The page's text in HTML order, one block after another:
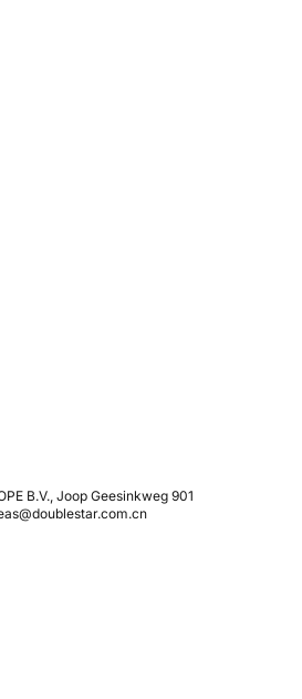
B.V., Joop Geesinkweg 901